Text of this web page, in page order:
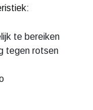
te bereiken
tegen rotsen